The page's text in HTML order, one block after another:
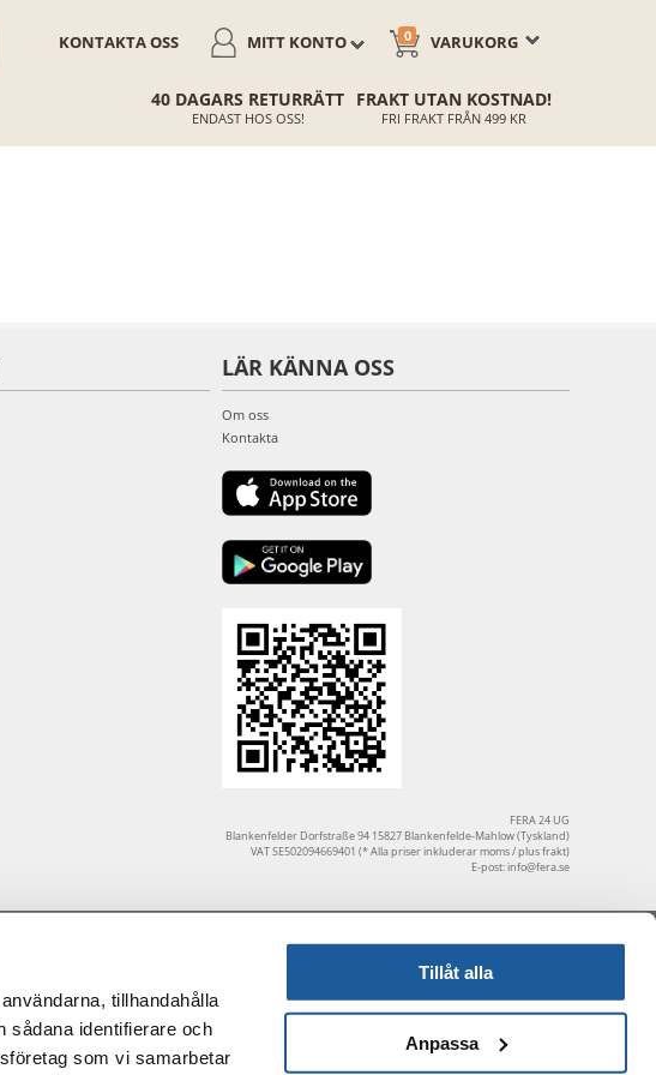
tillhandahålla
sådana identifierare och
som vi samarbetar
Tillåt alla
Anpassa
VARUKORG
0
MITT KONTO
KONTAKTA OSS
40 DAGARS RETURRÄTT
ENDAST HOS OSS!
FRAKT UTAN KOSTNAD!
FRI FRAKT FRÅN 499 KR
LÄR KÄNNA OSS
Om oss
Kontakta
FERA 24 UG
Blankenfelder Dorfstraße 94 15827 Blankenfelde-Mahlow (Tyskland)
VAT SE502094669401 (* Alla priser inkluderar moms / plus frakt)
E-post:info@fera.se